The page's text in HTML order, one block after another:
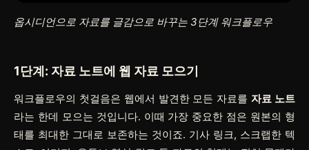
옵시디언으로 자료를 글감으로 바꾸는 3단계 워크플로우
1단계: 자료 노트에 웹 자료 모으기
워크플로우의 첫걸음은 웹에서 발견한 모든 자료를자료 노트
라는 한데 모으는 것입니다. 이때 가장 중요한 점은 원본의 형
태를 최대한 그대로 보존하는 것이죠. 기사 링크, 스크랩한 텍